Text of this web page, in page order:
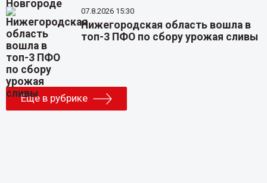
07.8.2026 15:30
Нижегородская область вошла в
топ-3 ПФО по сбору урожая сливы
Еще в рубрике